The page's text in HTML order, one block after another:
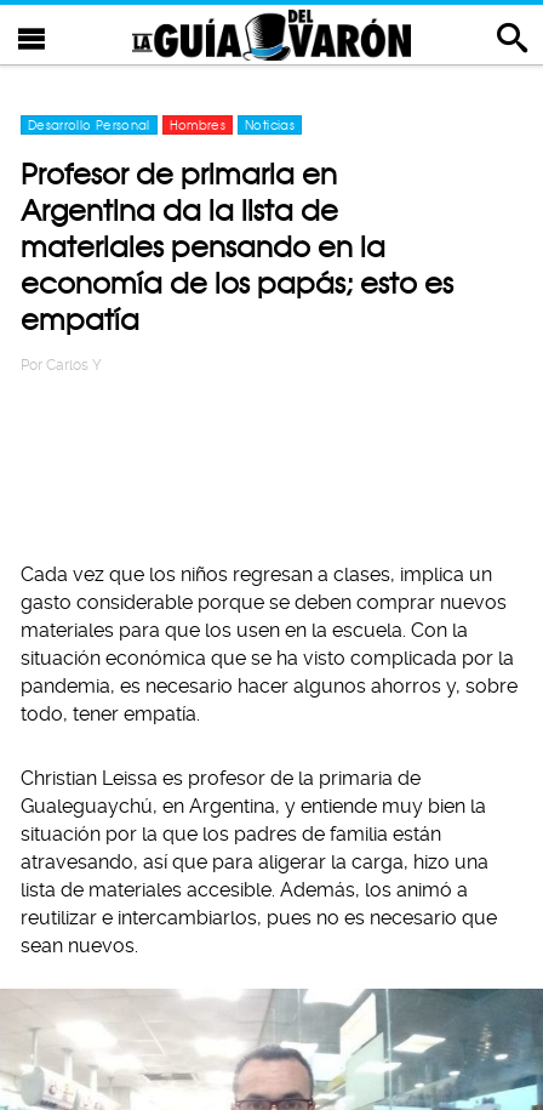
Desarrollo Personal Hombres Noticias
Profesor de primaria en
Argentina da la lista de
materiales pensando en la
economía de los papás; esto es
empatía
Por Carlos Y
Cada vez que los niños regresan a clases, implica un
gasto considerable porque se deben comprar nuevos
materiales para que los usen en la escuela. Con la
situación económica que se ha visto complicada por la
pandemia, es necesario hacer algunos ahorros y, sobre
todo, tener empatía.
Christian Leissa es profesor de la primaria de
Gualeguaychú, en Argentina, y entiende muy bien la
situación por la que los padres de familia están
atravesando, así que para aligerar la carga, hizo una
lista de materiales accesible. Además, los animó a
reutilizar e intercambiarlos, pues no es necesario que
sean nuevos.